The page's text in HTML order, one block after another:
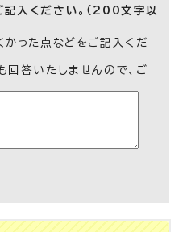
記入ください。（200文字以
かった点などをご記入くだ
回答いたしませんので、ご